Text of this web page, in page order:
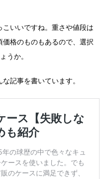
こいいですね。重さや値段は
格のものもあるので、選択
うか。
記事を書いています。